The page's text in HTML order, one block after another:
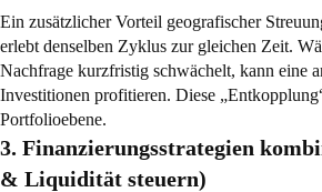
Ein zusätzlicher Vorteil geografischer
erlebt denselben Zyklus zur gleichen Zeit.
Nachfrage kurzfristig schwächelt, kann eine
Investitionen profitieren. Diese
Portfolioebene.
3. Finanzierungsstrategien
& Liquidität steuern)